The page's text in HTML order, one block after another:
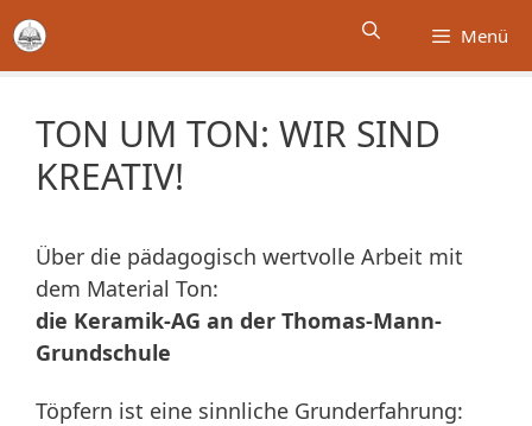
Zum
Inhalt
springen
Menü
TON UM TON: WIR SIND
KREATIV!
Über die pädagogisch wertvolle Arbeit mit
dem Material Ton:
die Keramik-AG an der Thomas-Mann-
Grundschule
Töpfern ist eine sinnliche Grunderfahrung: